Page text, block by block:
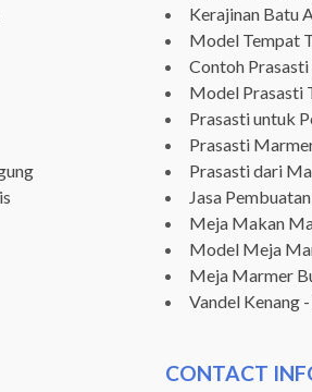
Kerajinan Batu
Model Tempat
Contoh
Model Prasasti
Prasasti untuk
Prasasti
Prasasti dari
Jasa
Meja Makan
Model Meja
Meja Marmer
Vandel Kenang
CONTACT